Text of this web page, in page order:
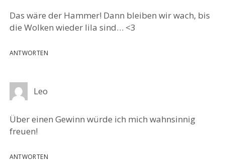
Das wäre der Hammer! Dann bleiben wir wach, bis
die Wolken wieder lila sind… <3
ANTWORTEN
Leo
Über einen Gewinn würde ich mich wahnsinnig
freuen!
ANTWORTEN